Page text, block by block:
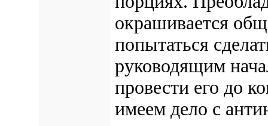
окрашивается
попытаться
руководящим
провести его до
имеем дело с